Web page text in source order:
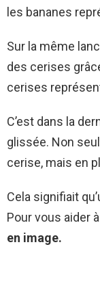
les bananes
Sur la même
des cerises
cerises
C’est dans la
glissée. Non
cerise, mais en
Cela signifiait
Pour vous aider
en image.